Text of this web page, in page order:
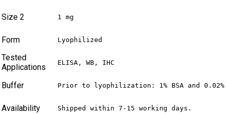
Size 2 1 mg
Form Lyophilized
Tested
Applications
ELISA, WB, IHC
Buffer Prior to lyophilization: 1% BSA and 0.02%
Availability Shipped within 7-15 working days.